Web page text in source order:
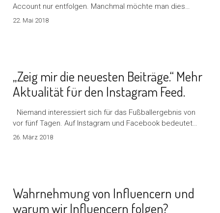
Account nur entfolgen. Manchmal möchte man dies…
22. Mai 2018
„Zeig mir die neuesten Beiträge.“ Mehr
Aktualität für den Instagram Feed.
Niemand interessiert sich für das Fußballergebnis von
vor fünf Tagen. Auf Instagram und Facebook bedeutet…
26. März 2018
Wahrnehmung von Influencern und
warum wir Influencern folgen?